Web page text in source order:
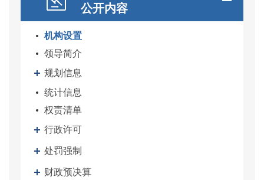
公开内容
机构设置
领导简介
规划信息
统计信息
权责清单
行政许可
处罚强制
财政预决算